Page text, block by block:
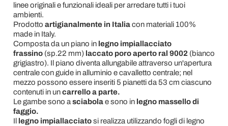
linee originali e funzionali ideali per arredare tutti i tuoi
ambienti.
Prodotto artigianalmente in Italiacon materiali 100%
made in Italy.
Composta da un piano in legno impiallacciato
frassino (sp.22 mm) laccato poro aperto ral 9002 (bianco
grigiastro). Il piano diventa allungabile attraverso un'apertura
centrale con guide in alluminio e cavalletto centrale; nel
mezzo possono essere inseriti 5 pianetti da 53 cm ciascuno
contenuti in uncarrello a parte.
Le gambe sono a sciabola e sono in legno massello di
faggio.
Il legno impiallacciatosi realizza utilizzando fogli di legno